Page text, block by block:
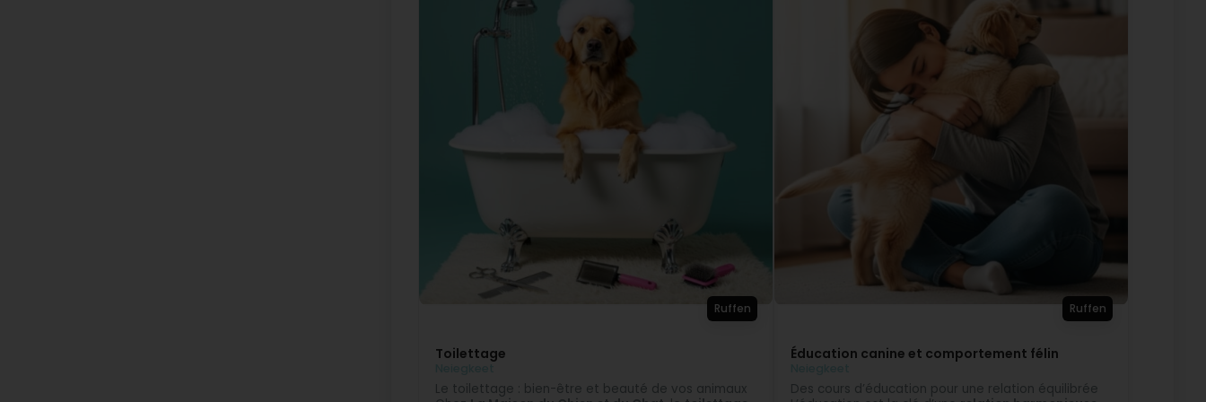
Je suis venue aujourd’hui avec mon petit chat et j’ai reçu d’excellents conseils sur l’alimentation, l’hygiène et la
vie d’un chat d’intérieur. L’équipe est très professionnelle, à l’écoute et prend vraiment le temps d’expliquer.
On y trouve des produits et des marques de grande qualité pour le bien-être des chats et des chiens.
L’accueil était très chaleureux et tout le monde était d’une grande gentillesse. Je recommande cette
animalerie les yeux fermés ! (Translated by Google) I came today with my kitten and received excellent
advice on feeding, hygiene, and the care of an indoor cat. The team is very professional, attentive, and takes
the time to explain things thoroughly. They stock high-quality products and brands for the well-being of cats
and dogs. The welcome was very warm, and everyone was incredibly kind. I highly recommend this pet shop!
Erik Fichter
Très bon retour sur les questions demandées. (Translated by Google) Very good feedback on the questions
asked.
Ruffen
Toilettage
Le toilettage : bien-être et beauté de vos animaux
Ruffen
Éducation canine et comportement félin
Des cours d’éducation pour une relation équilibrée